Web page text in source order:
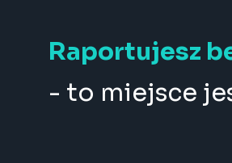
Raportujesz
- to miejsce